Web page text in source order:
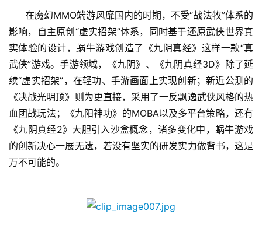
0
日
游
茶
对
接
会
在魔幻MMO端游风靡国内的时期，不受“战法牧”体系的
影响，自主原创“虚实招架”体系，同时基于还原武侠世界真
实体验的设计，蜗牛游戏创造了《九阴真经》这样一款“真
武侠”游戏。手游领域，《九阴》、《九阴真经3D》除了延
续“虚实招架”，在轻功、手游画面上实现创新；新近公测的
《决战光明顶》则为更直接，采用了一反飘逸武侠风格的热
血团战玩法；《九阳神功》的MOBA以及多平台策略，还有
《九阴真经2》大胆引入沙盒概念，诸多变化中，蜗牛游戏
的创新决心一展无遗，若没有坚实的研发实力做背书，这是
万不可能的。